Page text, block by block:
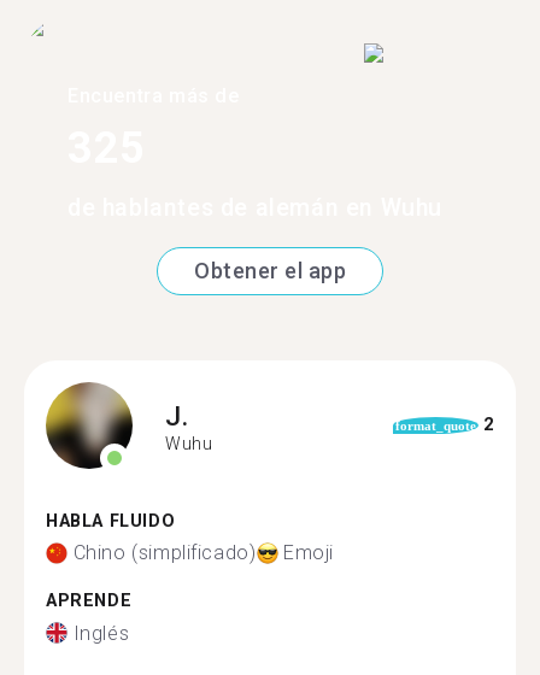
Obtener el app
J.
Wuhu
format_quote 2
HABLA FLUIDO
Chino (simplificado) Emoji
APRENDE
Inglés